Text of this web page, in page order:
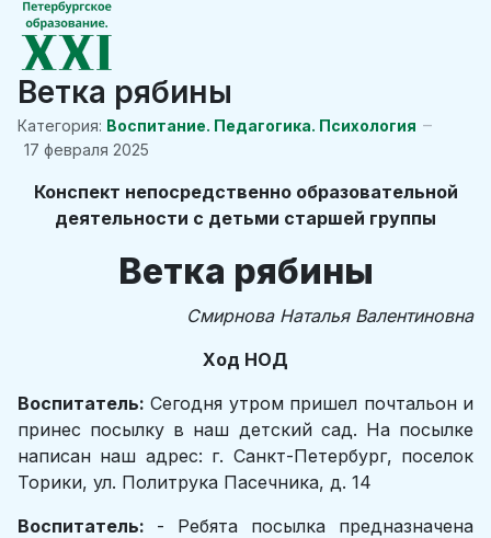
Ветка рябины
Категория: Воспитание. Педагогика. Психология
17 февраля 2025
Конспект непосредственно образовательной
деятельности с детьми старшей группы
Ветка рябины
Смирнова Наталья Валентиновна
Ход НОД
Воспитатель: Сегодня утром пришел почтальон и
принес посылку в наш детский сад. На посылке
написан наш адрес: г. Санкт-Петербург, поселок
Торики, ул. Политрука Пасечника, д. 14
Воспитатель: - Ребята посылка предназначена